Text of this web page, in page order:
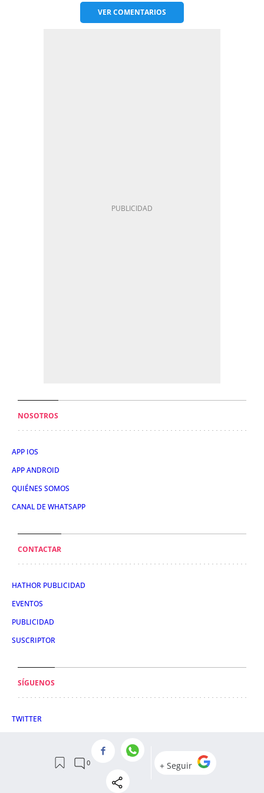
VERCOMENTARIOS
NOSOTROS
APP IOS
APP ANDROID
QUIÉNES SOMOS
CANAL DE WHATSAPP
CONTACTAR
HATHOR PUBLICIDAD
EVENTOS
PUBLICIDAD
SUSCRIPTOR
SÍGUENOS
TWITTER